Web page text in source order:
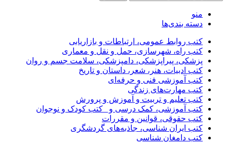
منو
دسته بندی‌ها
کتب روابط عمومی، ارتباطات و بازاریابی
کتب راه، شهرسازی، حمل و نقل و معماری
پزشکی، پیراپزشکی، دامپزشکی، سلامت جسم و روان
کتب ادبیات، هنر، شعر، داستان و تاریخ
کتب آموزشی فنی و حرفه‌ای
کتب مهارت‌های زندگی
کتب تعلیم و تربیت و آموزش و پرورش
کتب آموزشی، کمک درسی و _کتب کودک و نوجوان
کتب حقوقی، قوانین و مقررات
کتب ایران شناسی، جاذبه‌های گردشگری
کتب دامغان شناسی